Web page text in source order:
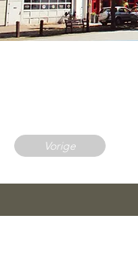
Vorige